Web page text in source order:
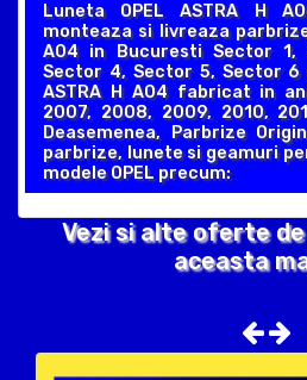
Luneta OPEL ASTRA H
monteaza si livreaza parbrize
A04 in Bucuresti Sector
Sector 4, Sector 5, Sector 6
ASTRA H A04 fabricat in
2007, 2008, 2009, 2010,
Deasemenea, Parbrize
parbrize, lunete si geamuri
modele OPEL precum:
Vezi si alte oferte
aceasta